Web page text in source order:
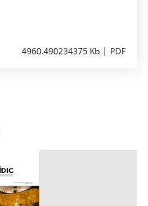
4960.490234375 Kb PDF